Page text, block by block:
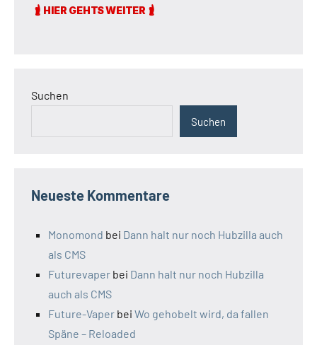
Suchen
Suchen
Neueste Kommentare
Monomond bei Dann halt nur noch Hubzilla auch
als CMS
Futurevaper bei Dann halt nur noch Hubzilla
auch als CMS
Future-Vaper bei Wo gehobelt wird, da fallen
Späne – Reloaded